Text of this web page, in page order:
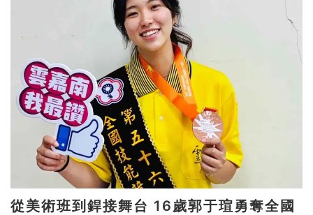
從美術班到銲接舞台 16歲郭于瑄勇奪全國